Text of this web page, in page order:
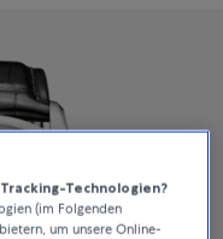
Technologien?
(im Folgenden
um unsere Online-